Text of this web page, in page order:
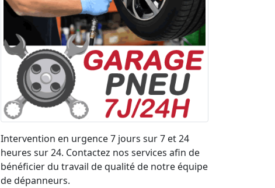
Intervention en urgence 7 jours sur 7 et 24
heures sur 24. Contactez nos services afin de
bénéficier du travail de qualité de notre équipe
de dépanneurs.